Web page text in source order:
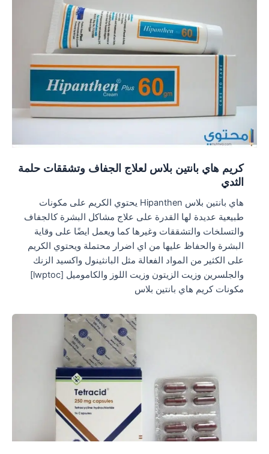
كريم هاي بانتين بلاس لعلاج الجفاف وتشققات حلمة
الثدي
هاي بانتين بلاس Hipanthen يحتوي الكريم على مكونات
طبيعية عديدة لها القدرة على علاج مشاكل البشرة كالجفاف
والتسلخات والتشققات وغيرها كما ويعمل ايضًا على وقاية
البشرة والحفاظ عليها من اي اضرار محتملة ويحتوي الكريم
على الكثير من المواد الفعالة مثل البانثينول واكسيد الزنك
والجلسرين وزيت الزيتون وزيت اللوز والكاموميل [lwptoc]
مكونات كريم هاي بانتين بلاس